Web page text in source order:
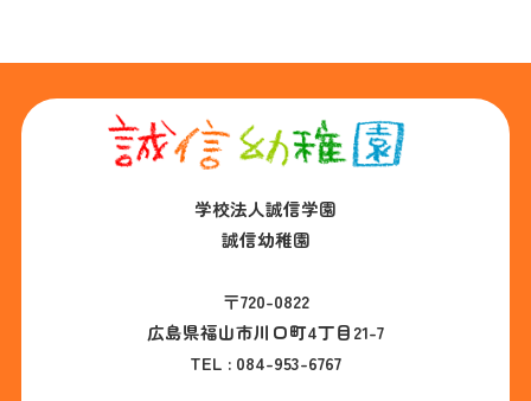
のおゆうぎ会となります。 年長
難しかったと思います。でも、
あきらめずに頑張ったら、出来
学校法人誠信学園
誠信幼稚園
〒720-0822
広島県福山市川口町4丁目21-7
TEL : 084-953-6767